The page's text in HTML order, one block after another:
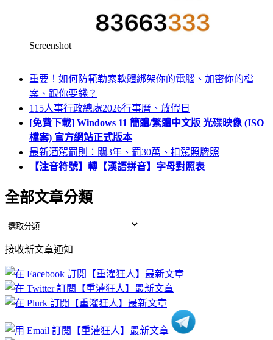
Screenshot
重要！如何防範勒索軟體綁架你的電腦、加密你的檔
案、跟你要錢？
115人事行政總處2026行事曆、放假日
[免費下載] Windows 11 簡體/繁體中文版 光碟映像 (ISO
檔案) 官方網站正式版本
最新酒駕罰則：關3年、罰30萬、扣駕照牌照
【注音符號】轉【漢語拼音】字母對照表
全部文章分類
全
文
章
分
類
接收新文章通知